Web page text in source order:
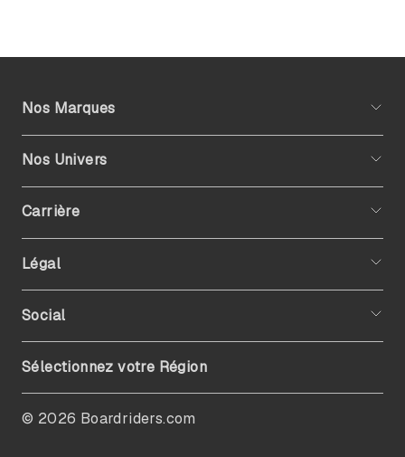
Nos Marques
Nos Univers
Carrière
Légal
Social
Sélectionnez votre Région
© 2026 Boardriders.com